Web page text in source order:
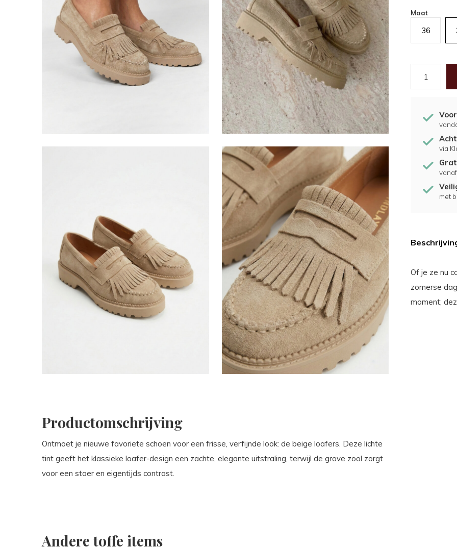
Maat
36
via
met
Of je ze nu
zomerse
moment;
Productomschrijving
Ontmoet je nieuwe favoriete schoen voor een frisse, verfijnde look: de beige loafers. Deze lichte
tint geeft het klassieke loafer-design een zachte, elegante uitstraling, terwijl de grove zool zorgt
voor een stoer en eigentijds contrast.
Andere toffe items